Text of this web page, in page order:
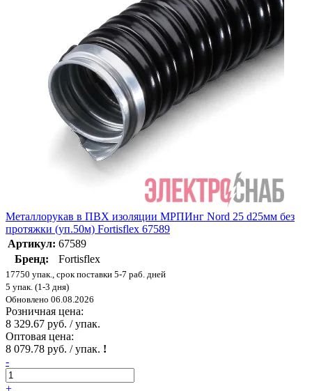
Металлорукав в ПВХ изоляции МРПИнг Nord 25 d25мм без
протяжки (уп.50м) Fortisflex 67589
Артикул: 67589
Бренд:
Fortisflex
17750 упак., срок поставки 5-7 раб. дней
5 упак. (1-3 дня)
Обновлено 06.08.2026
Розничная цена:
8 329.67 руб. / упак.
Оптовая цена:
8 079.78 руб. / упак. !
-